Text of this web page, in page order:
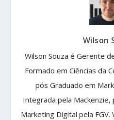
Wilson
Wilson Souza é Gerente
Formado em Ciências da
pós Graduado em
Integrada pela
Marketing Digital pela